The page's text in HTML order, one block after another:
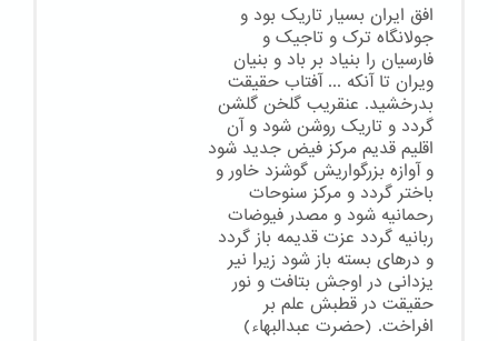
افق ایران بسیار تاریک بود و
جولانگاه ترک و تاجیک و
فارسیان را بنیاد بر باد و بنیان
ویران تا آنکه ... آفتاب حقیقت
بدرخشید. عنقریب گلخن گلشن
گردد و تاریک روشن شود و آن
اقلیم قدیم مرکز فیض جدید شود
و آوازه بزرگواریش گوشزد خاور و
باختر گردد و مرکز سنوحات
رحمانیه شود و مصدر فیوضات
ربانیه گردد عزت قدیمه باز گردد
و درهای بسته باز شود زیرا نیر
یزدانی در اوجش بتافت و نور
حقیقت در قطبش علم بر
افراخت. (حضرت عبدالبهاء)